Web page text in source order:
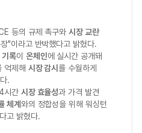
등의 규제 촉구와시장 교란
"이라고 반박했다고 밝혔다.
기록이 온체인에 실시간 공개돼
억제해 시장 감시 를 수월하게
.
시간 시장 효율성과 가격 발견
체계 와의 정합성을 위해 워싱턴
고 밝혔다.